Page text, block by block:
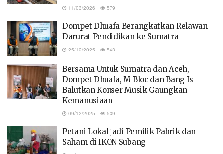
11/03/2026 579
Dompet Dhuafa Berangkatkan Relawan
Darurat Pendidikan ke Sumatra
25/12/2025 543
Bersama Untuk Sumatra dan Aceh,
Dompet Dhuafa, M Bloc dan Bang Is
Balutkan Konser Musik Gaungkan
Kemanusiaan
09/12/2025 539
Petani Lokal jadi Pemilik Pabrik dan
Saham di IKON Subang